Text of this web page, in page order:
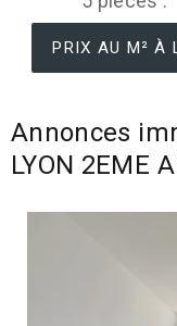
PRIX AU M² À
Annonces
LYON 2EME